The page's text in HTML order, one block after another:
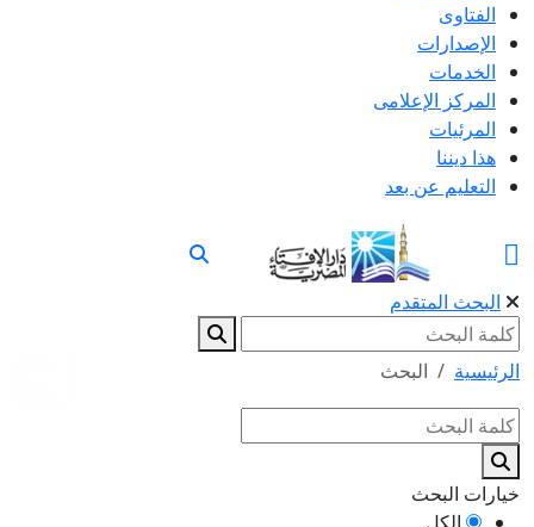
الفتاوى
الإصدارات
الخدمات
المركز الإعلامى
المرئيات
هذا ديننا
التعليم عن بعد
البحث المتقدم
الرئيسية البحث
خيارات البحث